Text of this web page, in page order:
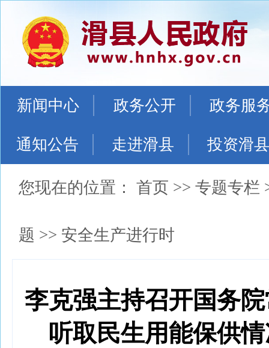
新闻中心 政务公开 政务服
通知公告 走进滑县 投资滑县
您现在的位置： 首页 >> 专题专栏
题 >> 安全生产进行时
李克强主持召开国务
听取民生用能保供